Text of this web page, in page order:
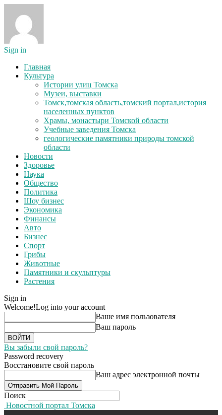
Sign in
Главная
Культура
Истории улиц Томска
Музеи, выставки
Томск,томская область,томский портал,история
населенных пунктов
Храмы, монастыри Томской области
Учебные заведения Томска
геологические памятники природы томской
области
Новости
Здоровье
Наука
Общество
Политика
Шоу бизнес
Экономика
Финансы
Авто
Бизнес
Спорт
Грибы
Животные
Памятники и скульптуры
Растения
Sign in
Welcome!Log into your account
Ваше имя пользователя
Ваш пароль
Вы забыли свой пароль?
Password recovery
Восстановите свой пароль
Ваш адрес электронной почты
Поиск
Новостной портал Томска